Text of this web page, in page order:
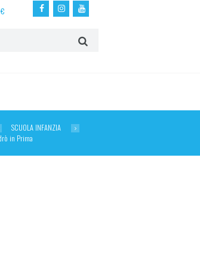
€
SCUOLA INFANZIA
in Prima